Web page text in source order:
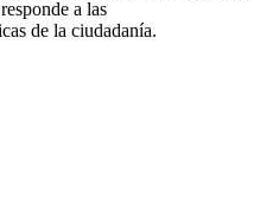
a las
de la ciudadanía.